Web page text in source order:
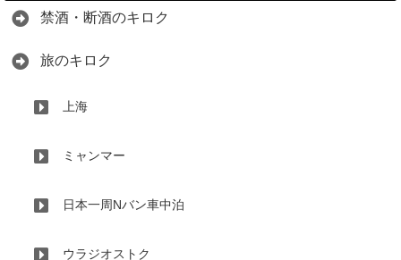
禁酒・断酒のキロク
旅のキロク
上海
ミャンマー
日本一周Nバン車中泊
ウラジオストク